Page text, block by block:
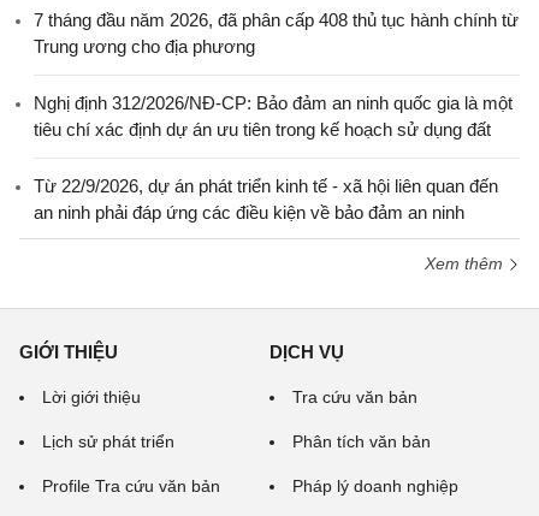
7 tháng đầu năm 2026, đã phân cấp 408 thủ tục hành chính từ
Trung ương cho địa phương
Nghị định 312/2026/NĐ-CP: Bảo đảm an ninh quốc gia là một
tiêu chí xác định dự án ưu tiên trong kế hoạch sử dụng đất
Từ 22/9/2026, dự án phát triển kinh tế - xã hội liên quan đến
an ninh phải đáp ứng các điều kiện về bảo đảm an ninh
Xem thêm
GIỚI THIỆU
Lời giới thiệu
Lịch sử phát triển
Profile Tra cứu văn bản
DỊCH VỤ
Tra cứu văn bản
Phân tích văn bản
Pháp lý doanh nghiệp